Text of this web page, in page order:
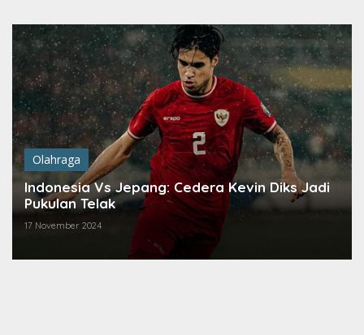
konten
Olahraga
Indonesia Vs Jepang: Cedera Kevin Diks Jadi
Pukulan Telak
17 November 2024